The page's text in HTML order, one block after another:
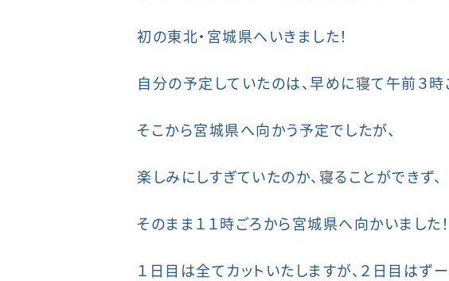
初の東北・宮城県へいきました！
自分の予定していたのは、早めに寝て午前３時
そこから宮城県へ向かう予定でしたが、
楽しみにしすぎていたのか、寝ることができず、
そのまま１１時ごろから宮城県へ向かいました！
１日目は全てカットいたしますが、２日目はず